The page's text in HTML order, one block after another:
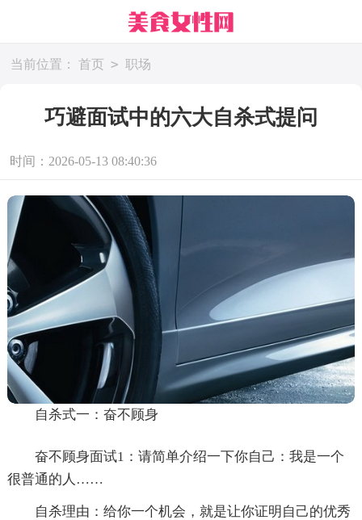
当前位置： 首页 > 职场
巧避面试中的六大自杀式提问
时间：2026-05-13 08:40:36
自杀式一：奋不顾身
奋不顾身面试1：请简单介绍一下你自己：我是一个
很普通的人……
自杀理由：给你一个机会，就是让你证明自己的优秀